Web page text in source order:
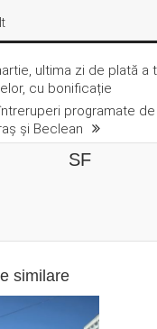
ultima zi de plată a
cu bonificație
programate
și Beclean
SF
similare